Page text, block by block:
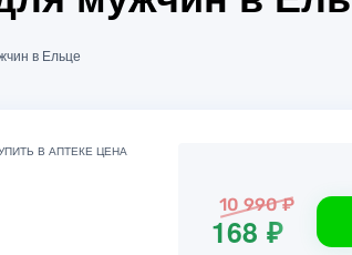
в Ельце
10 990 ₽
168 ₽